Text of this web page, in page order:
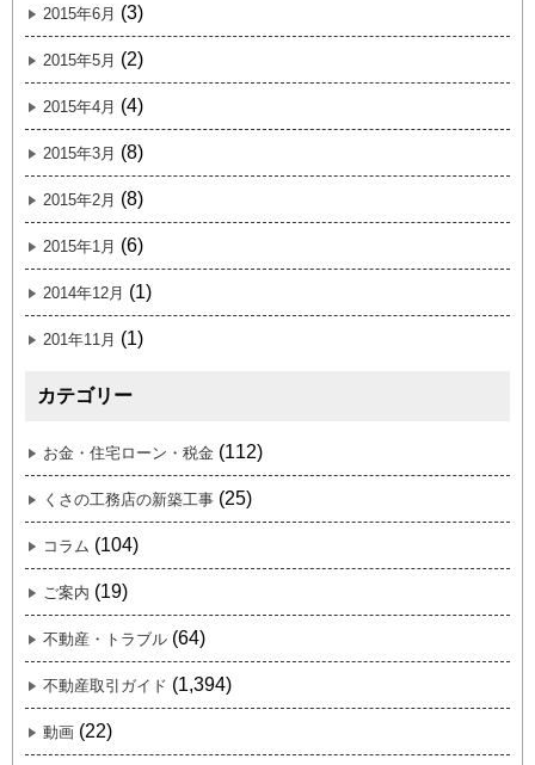
2015年6月 (3)
2015年5月 (2)
2015年4月 (4)
2015年3月 (8)
2015年2月 (8)
2015年1月 (6)
2014年12月 (1)
201年11月 (1)
カテゴリー
お金・住宅ローン・税金 (112)
くさの工務店の新築工事 (25)
コラム (104)
ご案内 (19)
不動産・トラブル (64)
不動産取引ガイド (1,394)
動画 (22)